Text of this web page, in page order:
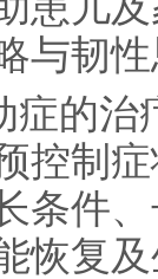
与韧
症的治
控制
条件
恢复